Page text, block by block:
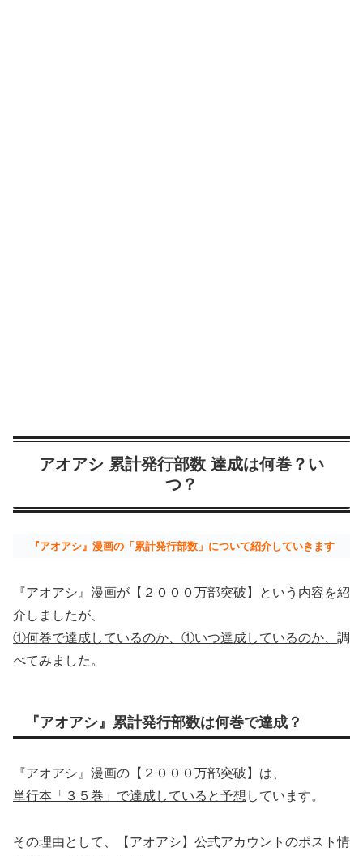
アオアシ 累計発行部数 達成は何巻？い
つ？
『アオアシ』漫画の「累計発行部数」について紹介していきます
『アオアシ』漫画が【２０００万部突破】という内容を紹
介しましたが、
①何巻で達成しているのか、①いつ達成しているのか、 調
べてみました。
『アオアシ』累計発行部数は何巻で達成？
『アオアシ』漫画の【２０００万部突破】は、
単行本「３５巻」で達成していると予想 しています。
その理由として、【アオアシ】公式アカウントのポスト情